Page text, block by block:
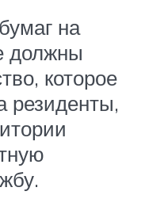
на
должны
которое
резиденты,